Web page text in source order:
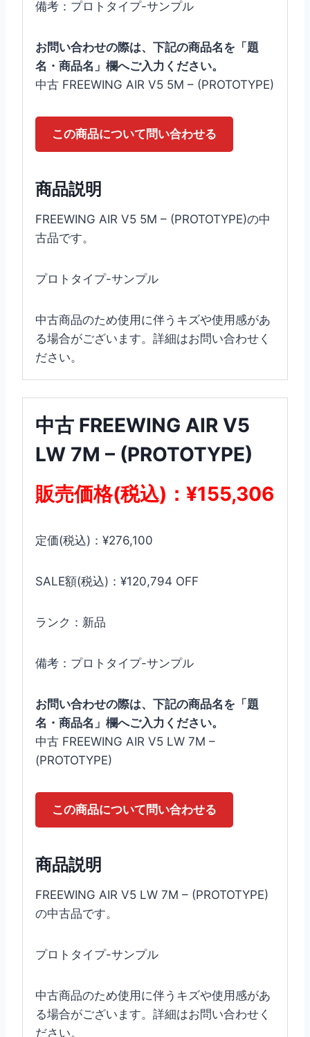
備考：プロトタイプ-サンプル
お問い合わせの際は、下記の商品名を「題
名・商品名」欄へご入力ください。
中古 FREEWING AIR V5 5M – (PROTOTYPE)
この商品について問い合わせる
商品説明
FREEWING AIR V5 5M – (PROTOTYPE)の中
古品です。
プロトタイプ-サンプル
中古商品のため使用に伴うキズや使用感があ
る場合がございます。詳細はお問い合わせく
ださい。
中古 FREEWING AIR V5
LW 7M – (PROTOTYPE)
販売価格(税込)：¥155,306
定価(税込)：¥276,100
SALE額(税込)：¥120,794 OFF
ランク：新品
備考：プロトタイプ-サンプル
お問い合わせの際は、下記の商品名を「題
名・商品名」欄へご入力ください。
中古 FREEWING AIR V5 LW 7M –
(PROTOTYPE)
この商品について問い合わせる
商品説明
FREEWING AIR V5 LW 7M – (PROTOTYPE)
の中古品です。
プロトタイプ-サンプル
中古商品のため使用に伴うキズや使用感があ
る場合がございます。詳細はお問い合わせく
ださい。